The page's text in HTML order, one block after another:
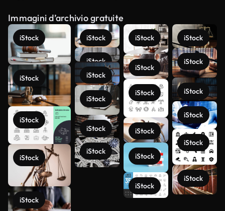
Immagini d’archivio gratuite
iStock
iStock
iStock
iStock
iStock
iStock
iStock
iStock
iStock
iStock
iStock
iStock
iStock
iStock
iStock
iStock
iStock
iStock
iStock
iStock
iStock
iStock
iStock